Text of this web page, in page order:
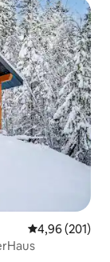
Средна
4,96 (201)